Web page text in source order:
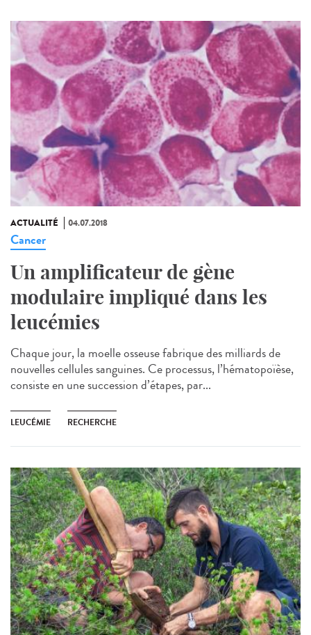
ACTUALITÉ 04.07.2018
Cancer
Un amplificateur de gène
modulaire impliqué dans les
leucémies
Chaque jour, la moelle osseuse fabrique des milliards de
nouvelles cellules sanguines. Ce processus, l’hématopoïèse,
consiste en une succession d’étapes, par...
LEUCÉMIE RECHERCHE